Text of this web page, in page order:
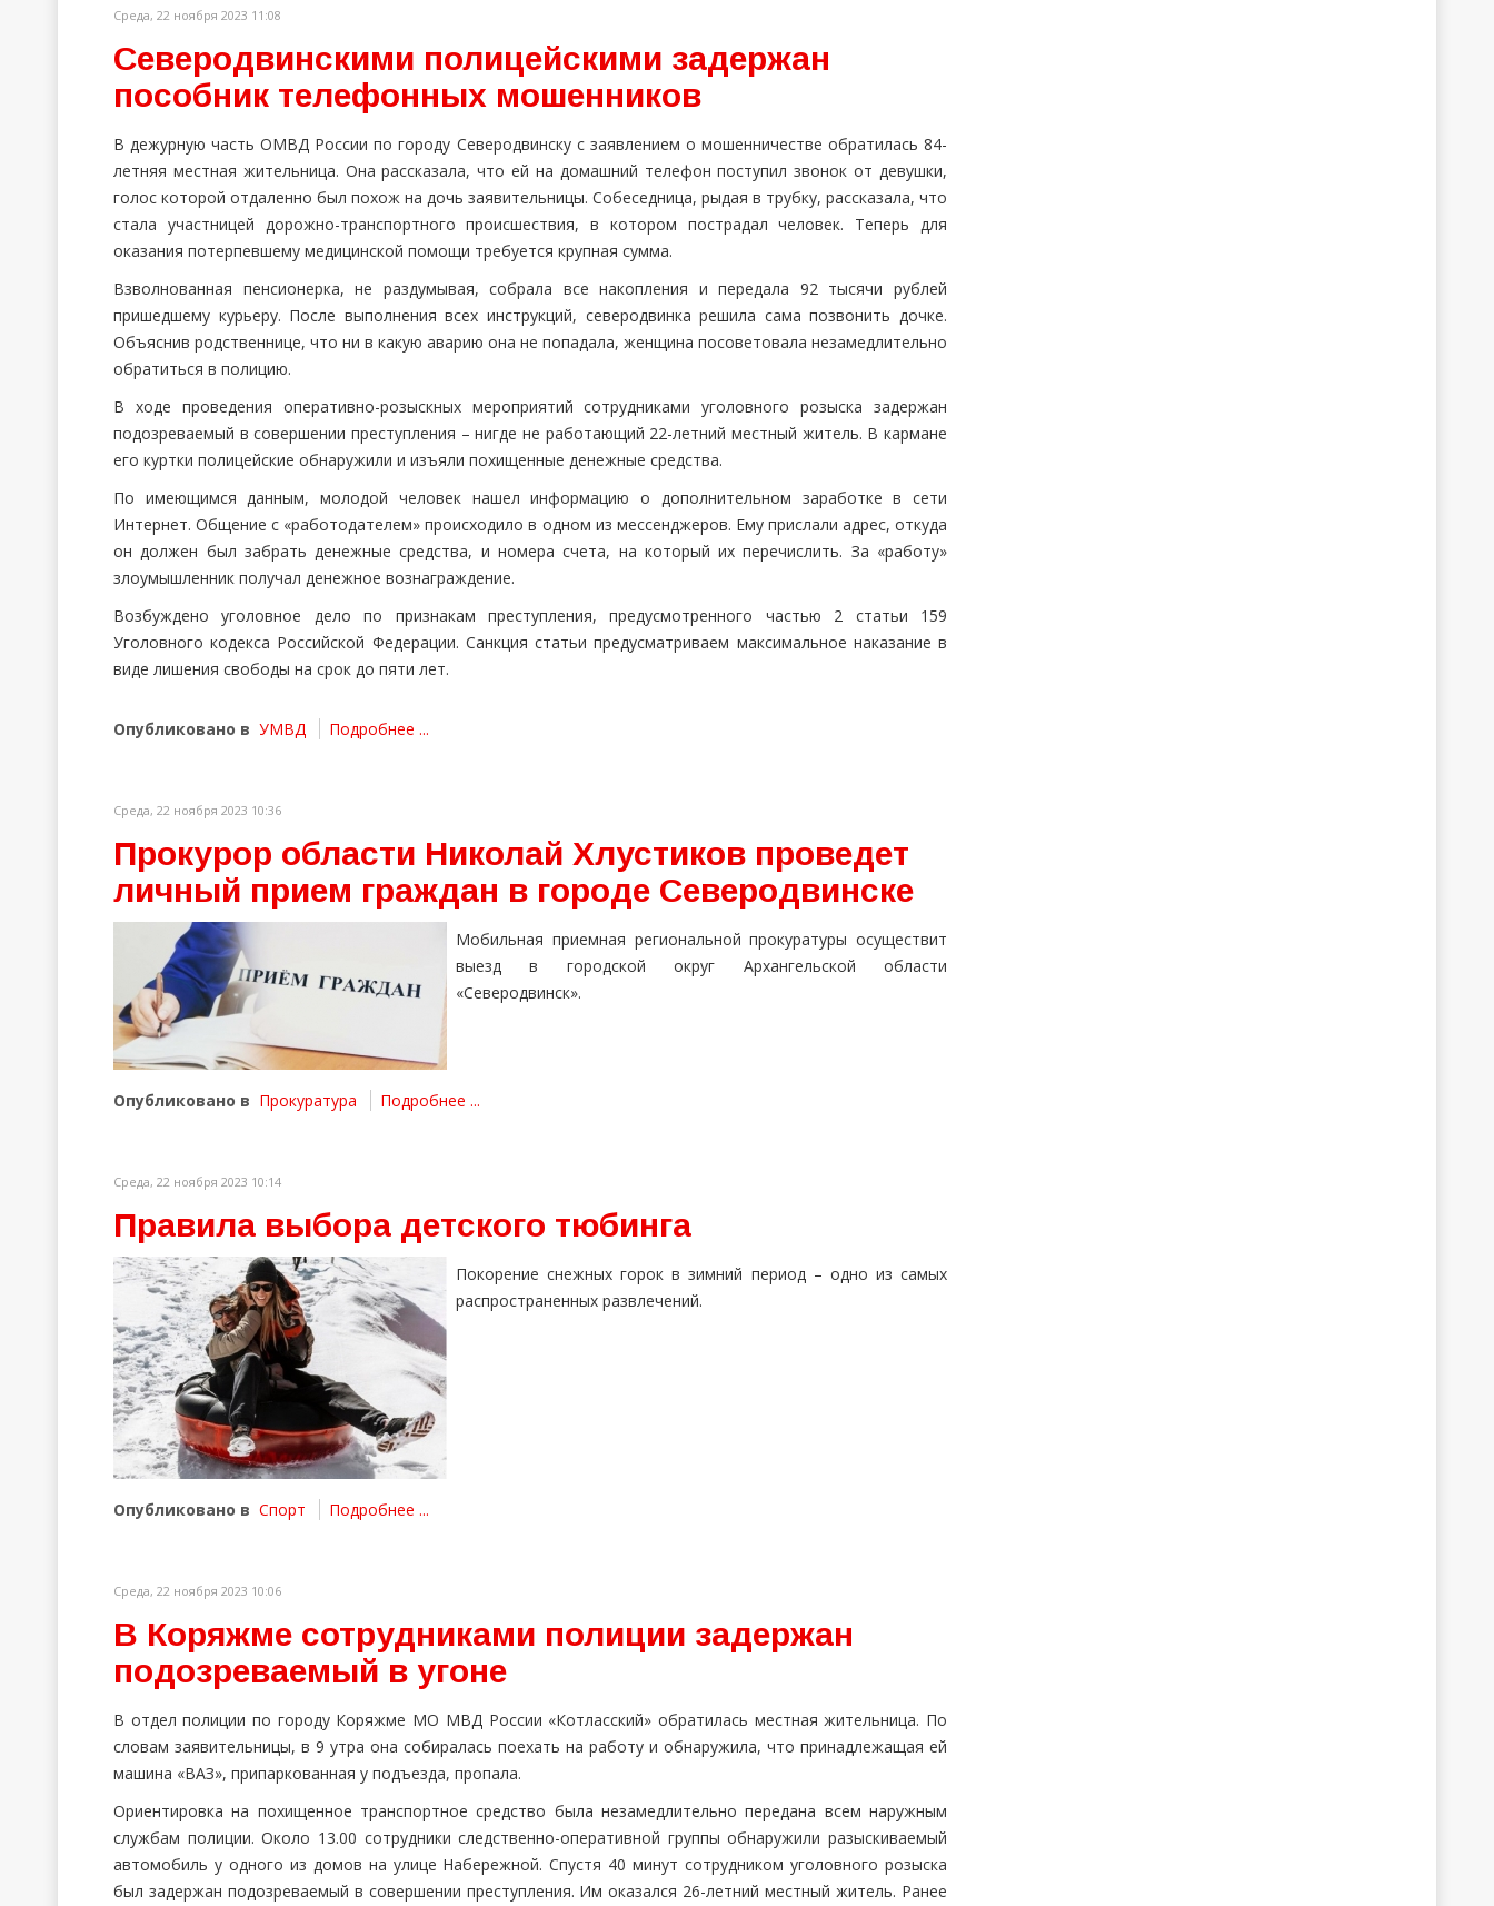
Среда, 22 ноября 2023 11:08
Северодвинскими полицейскими задержан
пособник телефонных мошенников
В дежурную часть ОМВД России по городу Северодвинску с заявлением о мошенничестве обратилась 84-
летняя местная жительница. Она рассказала, что ей на домашний телефон поступил звонок от девушки,
голос которой отдаленно был похож на дочь заявительницы. Собеседница, рыдая в трубку, рассказала, что
стала участницей дорожно-транспортного происшествия, в котором пострадал человек. Теперь для
оказания потерпевшему медицинской помощи требуется крупная сумма.
Взволнованная пенсионерка, не раздумывая, собрала все накопления и передала 92 тысячи рублей
пришедшему курьеру. После выполнения всех инструкций, северодвинка решила сама позвонить дочке.
Объяснив родственнице, что ни в какую аварию она не попадала, женщина посоветовала незамедлительно
обратиться в полицию.
В ходе проведения оперативно-розыскных мероприятий сотрудниками уголовного розыска задержан
подозреваемый в совершении преступления – нигде не работающий 22-летний местный житель. В кармане
его куртки полицейские обнаружили и изъяли похищенные денежные средства.
По имеющимся данным, молодой человек нашел информацию о дополнительном заработке в сети
Интернет. Общение с «работодателем» происходило в одном из мессенджеров. Ему прислали адрес, откуда
он должен был забрать денежные средства, и номера счета, на который их перечислить. За «работу»
злоумышленник получал денежное вознаграждение.
Возбуждено уголовное дело по признакам преступления, предусмотренного частью 2 статьи 159
Уголовного кодекса Российской Федерации. Санкция статьи предусматриваем максимальное наказание в
виде лишения свободы на срок до пяти лет.
Опубликовано в УМВД Подробнее ...
Среда, 22 ноября 2023 10:36
Прокурор области Николай Хлустиков проведет
личный прием граждан в городе Северодвинске
Мобильная приемная региональной прокуратуры осуществит
выезд в городской округ Архангельской области
«Северодвинск».
Опубликовано в Прокуратура Подробнее ...
Среда, 22 ноября 2023 10:14
Правила выбора детского тюбинга
Покорение снежных горок в зимний период – одно из самых
распространенных развлечений.
Опубликовано в Спорт Подробнее ...
Среда, 22 ноября 2023 10:06
В Коряжме сотрудниками полиции задержан
подозреваемый в угоне
В отдел полиции по городу Коряжме МО МВД России «Котласский» обратилась местная жительница. По
словам заявительницы, в 9 утра она собиралась поехать на работу и обнаружила, что принадлежащая ей
машина «ВАЗ», припаркованная у подъезда, пропала.
Ориентировка на похищенное транспортное средство была незамедлительно передана всем наружным
службам полиции. Около 13.00 сотрудники следственно-оперативной группы обнаружили разыскиваемый
автомобиль у одного из домов на улице Набережной. Спустя 40 минут сотрудником уголовного розыска
был задержан подозреваемый в совершении преступления. Им оказался 26-летний местный житель. Ранее